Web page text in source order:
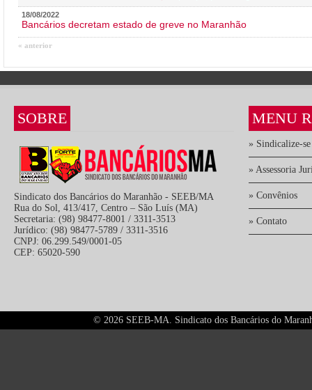
18/08/2022
Bancários decretam estado de greve no Maranhão
« anterior
SOBRE
Sindicato dos Bancários do Maranhão - SEEB/MA
Rua do Sol, 413/417, Centro – São Luís (MA)
Secretaria: (98) 98477-8001 / 3311-3513
Jurídico: (98) 98477-5789 / 3311-3516
CNPJ: 06.299.549/0001-05
CEP: 65020-590
MENU
» Sindicalize-se
» Assessoria
» Convênios
» Contato
© 2026 SEEB-MA. Sindicato dos Bancários do